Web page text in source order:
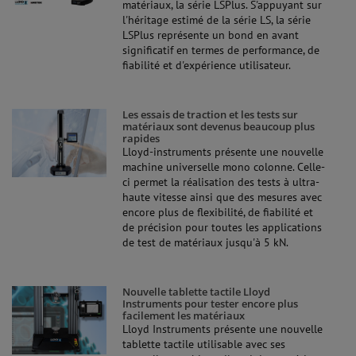
matériaux, la série LSPlus. S'appuyant sur
l'héritage estimé de la série LS, la série
LSPlus représente un bond en avant
significatif en termes de performance, de
fiabilité et d'expérience utilisateur.
Les essais de traction et les tests sur
matériaux sont devenus beaucoup plus
rapides
Lloyd-instruments présente une nouvelle
machine universelle mono colonne. Celle-
ci permet la réalisation des tests à ultra-
haute vitesse ainsi que des mesures avec
encore plus de flexibilité, de fiabilité et
de précision pour toutes les applications
de test de matériaux jusqu'à 5 kN.
Nouvelle tablette tactile Lloyd
Instruments pour tester encore plus
facilement les matériaux
Lloyd Instruments présente une nouvelle
tablette tactile utilisable avec ses